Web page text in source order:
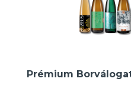
Prémium